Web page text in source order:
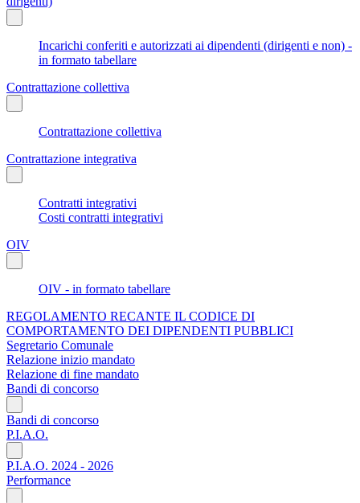
Incarichi conferiti e autorizzati ai dipendenti (dirigenti e non) -
in formato tabellare
Contrattazione collettiva
Contrattazione collettiva
Contrattazione integrativa
Contratti integrativi
Costi contratti integrativi
OIV
OIV - in formato tabellare
REGOLAMENTO RECANTE IL CODICE DI
COMPORTAMENTO DEI DIPENDENTI PUBBLICI
Segretario Comunale
Relazione inizio mandato
Relazione di fine mandato
Bandi di concorso
Bandi di concorso
P.I.A.O.
P.I.A.O. 2024 - 2026
Performance